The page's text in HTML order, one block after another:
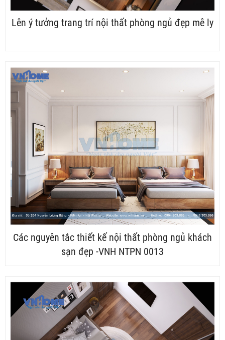
Lên ý tưởng trang trí nội thất phòng ngủ đẹp mê ly
Các nguyên tắc thiết kế nội thất phòng ngủ khách
sạn đẹp -VNH NTPN 0013